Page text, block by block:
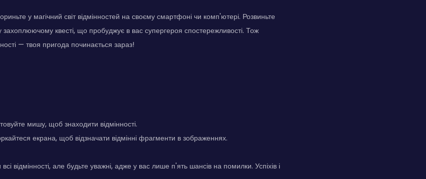
у магічний світ відмінностей на своєму смартфоні чи комп'ютері. Розвиньте
захоплюючому квесті, що пробуджує в вас супергероя спостережливості. Тож
— твоя пригода починається зараз!
мишу, щоб знаходити відмінності.
екрана, щоб відзначати відмінні фрагменти в зображеннях.
відмінності, але будьте уважні, адже у вас лише п'ять шансів на помилки. Успіхів і